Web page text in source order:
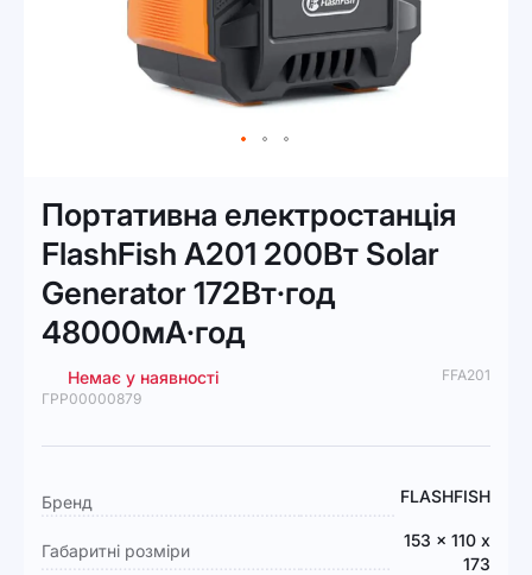
початку
галереї
зображень
Портативна електростанція
FlashFish A201 200Вт Solar
Generator 172Вт·год
48000мА·год
Немає у наявності
FFA201
ГРР00000879
Докладніше
Бренд FLASHFISH
Габаритні розміри
153 x 110 x
173